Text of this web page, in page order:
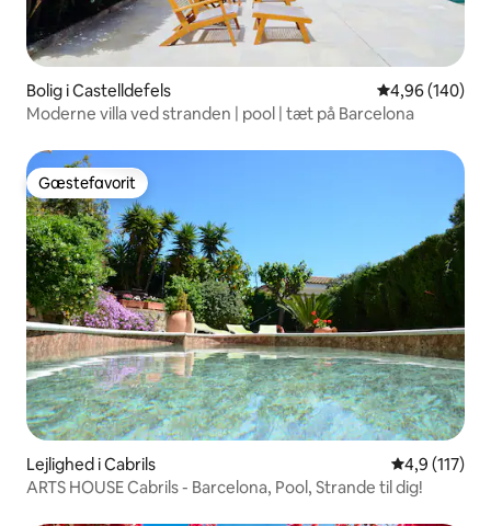
Bolig i Castelldefels 4,96 ud af 5 i
4,96 (140)
Moderne villa ved stranden | pool | tæt på Barcelona
Gæstefavorit
Gæstefavorit
Lejlighed i Cabrils 4,9 ud af 5 i
4,9 (117)
ARTS HOUSE Cabrils - Barcelona, ​​Pool, Strande til dig!